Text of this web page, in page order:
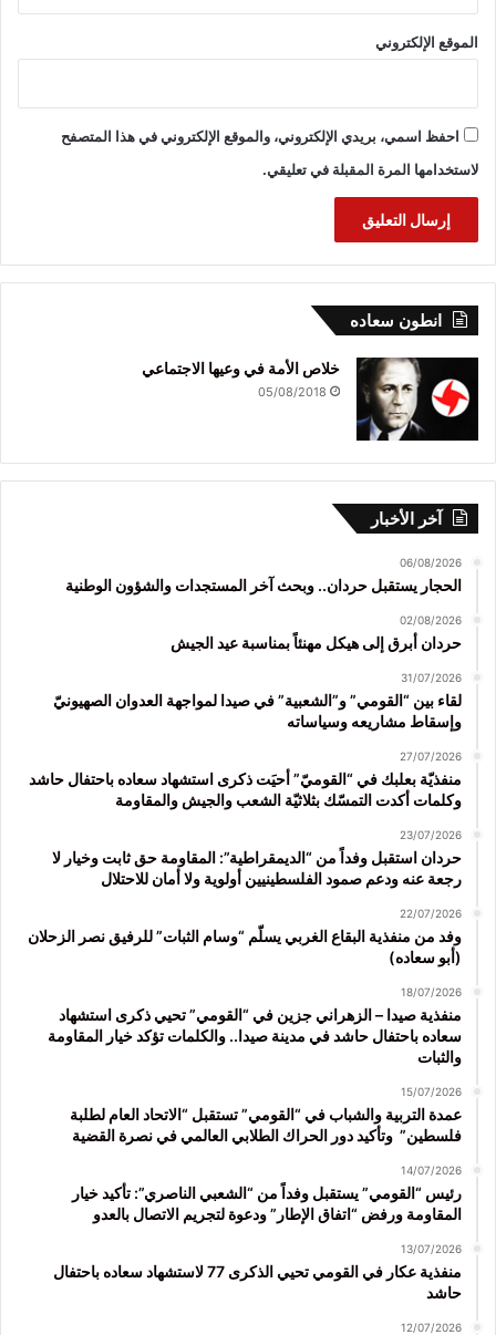
الموقع الإلكتروني
احفظ اسمي، بريدي الإلكتروني، والموقع الإلكتروني في هذا المتصفح
لاستخدامها المرة المقبلة في تعليقي.
انطون سعاده
خلاص الأمة في وعيها الاجتماعي
05/08/2018
آخر الأخبار
06/08/2026
الحجار يستقبل حردان.. وبحث آخر المستجدات والشؤون الوطنية
02/08/2026
حردان أبرق إلى هيكل مهنئاً بمناسبة عيد الجيش
31/07/2026
لقاء بين “القومي” و”الشعبية” في صيدا لمواجهة العدوان الصهيونيّ
وإسقاط مشاريعه وسياساته
27/07/2026
منفذيّة بعلبك في “القوميّ” أحيَت ذكرى استشهاد سعاده باحتفال حاشد
وكلمات أكدت التمسّك بثلاثيّة الشعب والجيش والمقاومة
23/07/2026
حردان استقبل وفداً من “الديمقراطية”: المقاومة حق ثابت وخيار لا
رجعة عنه ودعم صمود الفلسطينيين أولوية ولا أمان للاحتلال
22/07/2026
وفد من منفذية البقاع الغربي يسلّم “وسام الثبات” للرفيق نصر الزحلان
(أبو سعاده)
18/07/2026
منفذية صيدا – الزهراني جزين في “القومي” تحيي ذكرى استشهاد
سعاده باحتفال حاشد في مدينة صيدا.. والكلمات تؤكد خيار المقاومة
والثبات
15/07/2026
عمدة التربية والشباب في “القومي” تستقبل “الاتحاد العام لطلبة
فلسطين” وتأكيد دور الحراك الطلابي العالمي في نصرة القضية
14/07/2026
رئيس “القومي” يستقبل وفداً من “الشعبي الناصري”: تأكيد خيار
المقاومة ورفض “اتفاق الإطار” ودعوة لتجريم الاتصال بالعدو
13/07/2026
منفذية عكار في القومي تحيي الذكرى 77 لاستشهاد سعاده باحتفال
حاشد
12/07/2026